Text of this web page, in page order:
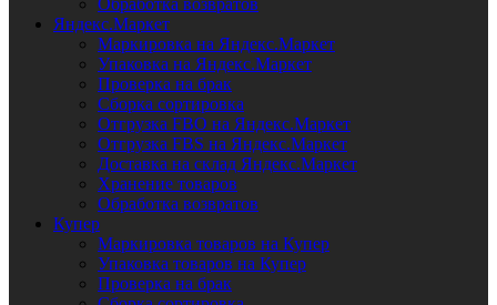
Обработка возвратов
Яндекс.Маркет
Маркировка на Яндекс.Маркет
Упаковка на Яндекс.Маркет
Проверка на брак
Сборка сортировка
Отгрузка FBO на Яндекс.Маркет
Отгрузка FBS на Яндекс.Маркет
Доставка на склад Яндекс.Маркет
Хранение товаров
Обработка возвратов
Купер
Маркировка товаров на Купер
Упаковка товаров на Купер
Проверка на брак